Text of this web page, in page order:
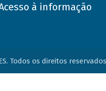
à informação
Todos os direitos reservados